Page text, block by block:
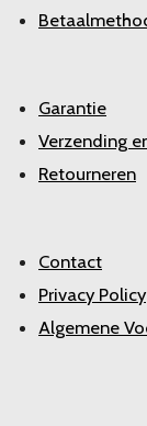
Garantie
Verzending
Retourneren
Contact
Privacy Policy
Algemene